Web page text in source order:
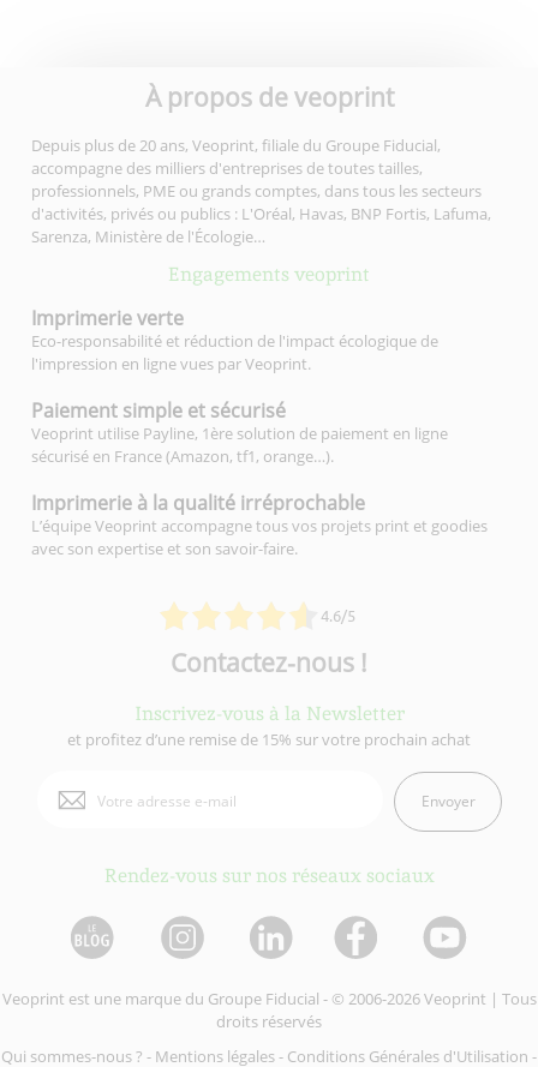
À propos de veoprint
Depuis plus de 20 ans, Veoprint, filiale du Groupe Fiducial,
accompagne des milliers d'entreprises de toutes tailles,
professionnels, PME ou grands comptes, dans tous les secteurs
d'activités, privés ou publics : L'Oréal, Havas, BNP Fortis, Lafuma,
Sarenza, Ministère de l'Écologie…
Engagements veoprint
4.6/5
Imprimerieverte
Eco-responsabilité et réduction de l'impact écologique de
l'impression en ligne vues par Veoprint.
Paiement simple et sécurisé
Veoprint utilise Payline, 1ère solution de paiement en ligne
sécurisé en France (Amazon, tf1, orange…).
Imprimerie à la qualité irréprochable
L’équipe Veoprint accompagne tous vos projets print et goodies
avec son expertise et son savoir-faire.
Contactez-nous !
Inscrivez-vous à la Newsletter
et profitez d’une remise de 15% sur votre prochain achat
Envoyer
Rendez-vous sur nos réseaux sociaux
Veoprint est une marque du Groupe Fiducial - © 2006-2026 Veoprint | Tous
droits réservés
Qui sommes-nous ? - Mentions légales- Conditions Générales d'Utilisation -